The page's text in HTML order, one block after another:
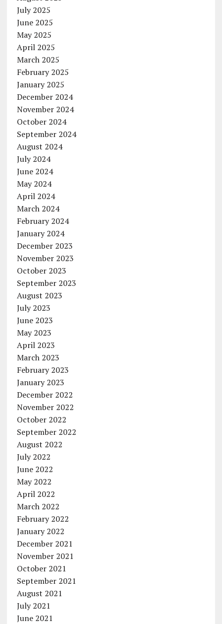
July 2025
June 2025
May 2025
April 2025
March 2025
February 2025
January 2025
December 2024
November 2024
October 2024
September 2024
August 2024
July 2024
June 2024
May 2024
April 2024
March 2024
February 2024
January 2024
December 2023
November 2023
October 2023
September 2023
August 2023
July 2023
June 2023
May 2023
April 2023
March 2023
February 2023
January 2023
December 2022
November 2022
October 2022
September 2022
August 2022
July 2022
June 2022
May 2022
April 2022
March 2022
February 2022
January 2022
December 2021
November 2021
October 2021
September 2021
August 2021
July 2021
June 2021